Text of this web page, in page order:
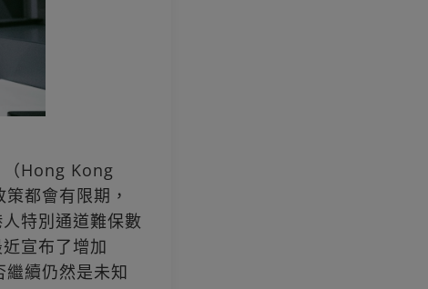
（Hong Kong
都會有限期，
特別通道難保數
宣布了增加
續仍然是未知